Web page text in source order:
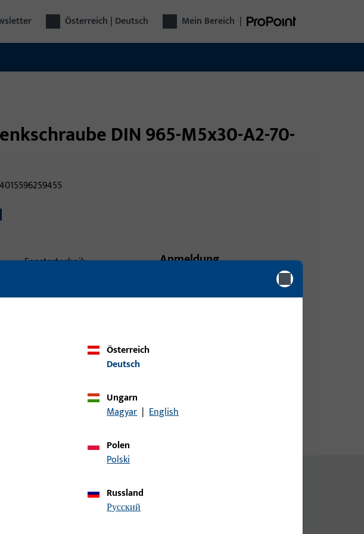
Österreich | Deutsch Mein Bereich |
DIN 965-M5x30-A2-70-
4015596259455
Fenstertechnik,
Senkkopfschraube
Anmeldung
Bitte melden Sie sich mit Ihren
Österreich
Deutsch
Ungarn
Magyar | English
Polen
Polski
Russland
русский